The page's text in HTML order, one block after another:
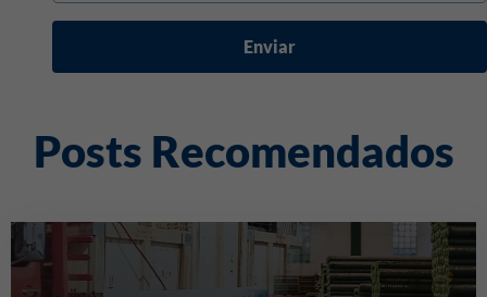
Enviar
Posts Recomendados